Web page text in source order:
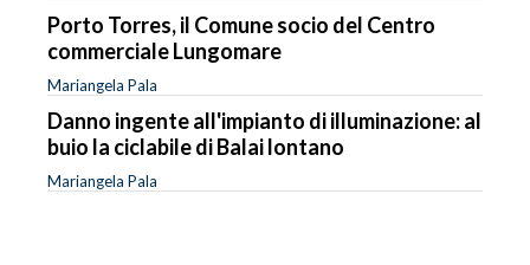
Porto Torres, il Comune socio del Centro
commerciale Lungomare
Mariangela Pala
Danno ingente all'impianto di illuminazione: al
buio la ciclabile di Balai lontano
Mariangela Pala